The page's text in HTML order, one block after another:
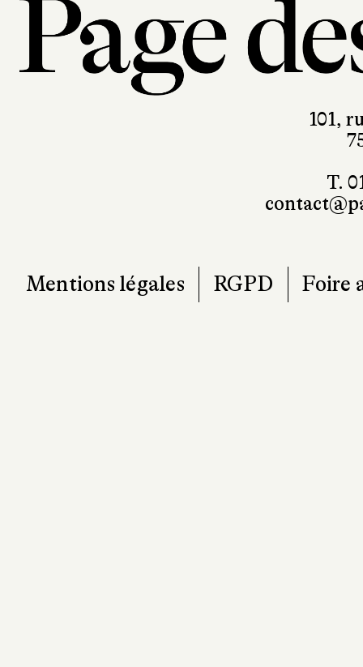
101,
T.
Mentions légales RGPD Foire